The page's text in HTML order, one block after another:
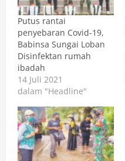
Putus rantai
penyebaran Covid-19,
Babinsa Sungai Loban
Disinfektan rumah
ibadah
14 Juli 2021
dalam "Headline"